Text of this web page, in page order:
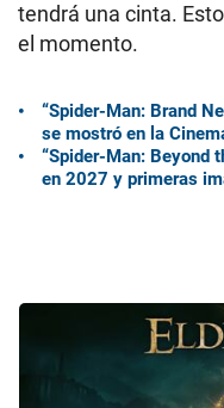
tendrá una cinta.
el momento.
“Spider-Man: Brand
se mostró en la
“Spider-Man: Beyond
en 2027 y primeras